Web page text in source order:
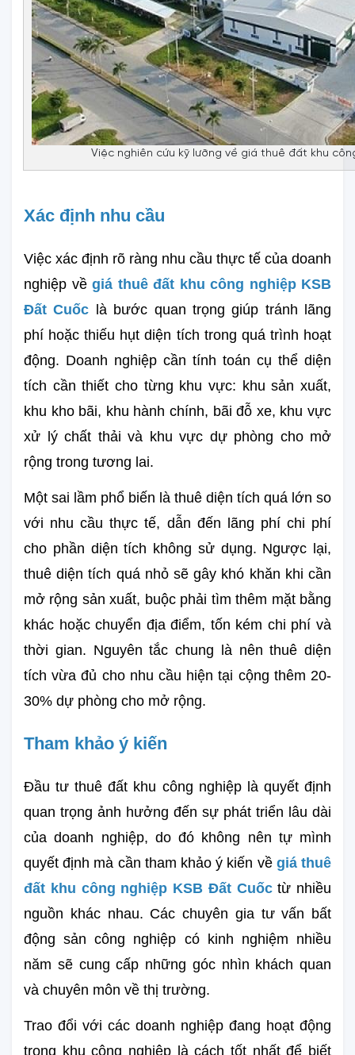
Việc nghiên cứu kỹ lưỡng về giá thuê đất khu
Xác định nhu cầu
Việc xác định rõ ràng nhu cầu thực tế của doanh
nghiệp về giá thuê đất khu công nghiệp KSB
Đất Cuốc là bước quan trọng giúp tránh lãng
phí hoặc thiếu hụt diện tích trong quá trình hoạt
động. Doanh nghiệp cần tính toán cụ thể diện
tích cần thiết cho từng khu vực: khu sản xuất,
khu kho bãi, khu hành chính, bãi đỗ xe, khu vực
xử lý chất thải và khu vực dự phòng cho mở
rộng trong tương lai.
Một sai lầm phổ biến là thuê diện tích quá lớn so
với nhu cầu thực tế, dẫn đến lãng phí chi phí
cho phần diện tích không sử dụng. Ngược lại,
thuê diện tích quá nhỏ sẽ gây khó khăn khi cần
mở rộng sản xuất, buộc phải tìm thêm mặt bằng
khác hoặc chuyển địa điểm, tốn kém chi phí và
thời gian. Nguyên tắc chung là nên thuê diện
tích vừa đủ cho nhu cầu hiện tại cộng thêm 20-
30% dự phòng cho mở rộng.
Tham khảo ý kiến
Đầu tư thuê đất khu công nghiệp là quyết định
quan trọng ảnh hưởng đến sự phát triển lâu dài
của doanh nghiệp, do đó không nên tự mình
quyết định mà cần tham khảo ý kiến về giá thuê
đất khu công nghiệp KSB Đất Cuốc từ nhiều
nguồn khác nhau. Các chuyên gia tư vấn bất
động sản công nghiệp có kinh nghiệm nhiều
năm sẽ cung cấp những góc nhìn khách quan
và chuyên môn về thị trường.
Trao đổi với các doanh nghiệp đang hoạt động
trong khu công nghiệp là cách tốt nhất để biết